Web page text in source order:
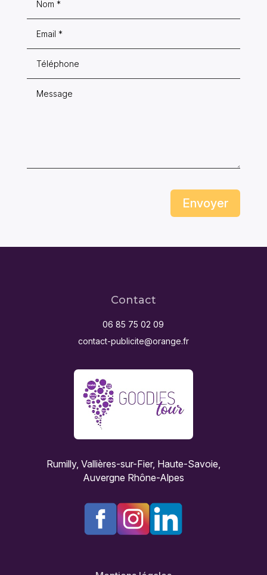
Envoyer
Contact
06 85 75 02 09
contact-publicite@orange.fr
Rumilly, Vallières-sur-Fier, Haute-Savoie,
Auvergne Rhône-Alpes